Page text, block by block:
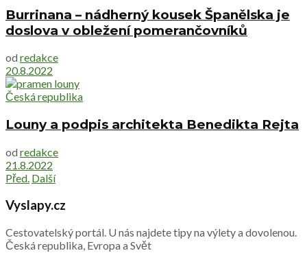
Burrinana – nádherný kousek Španělska je
doslova v obležení pomerančovníků
od redakce
20.8.2022
Česká republika
Louny a podpis architekta Benedikta Rejta
od redakce
21.8.2022
Před. Další
Vyslapy.cz
Cestovatelský portál. U nás najdete tipy na výlety a dovolenou.
Česká republika, Evropa a Svět